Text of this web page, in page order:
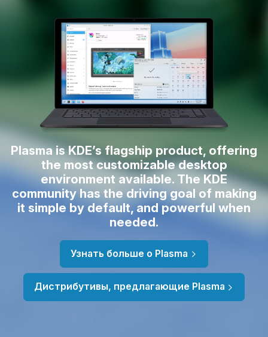
Plasma is KDE’s flagship product, offering
the most customizable desktop
environment available. The KDE
community has the driving goal of making
it simple by default, and powerful when
needed.
Узнать больше о Plasma
Дистрибутивы, предлагающие Plasma